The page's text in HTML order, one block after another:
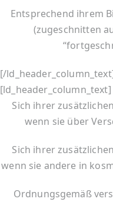
Entsprechend ihrem
(zugeschnitten
[/
[ld_header_column_text]
Sich ihrer
wenn sie über
Sich ihrer
wenn sie andere in
Ordnungsgemäß